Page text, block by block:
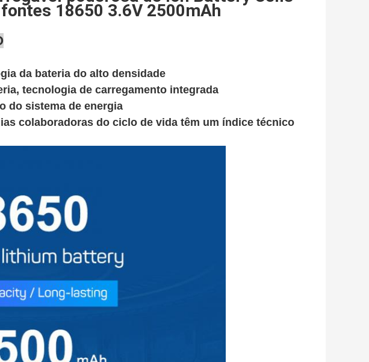
18650 3.6V 2500mAh
da bateria do alto densidade
tecnologia de carregamento integrada
do sistema de energia
colaboradoras do ciclo de vida têm um índice técnico